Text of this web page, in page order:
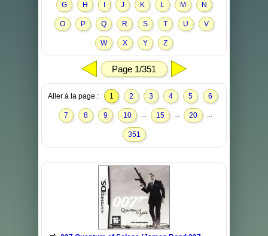
G H J K L M N
O P Q R S T U V
W X Y Z
Page 1/351
Aller à la page : 1 2 3 4 5 6
7 8 9 10 ... 15 ... 20 ...
351